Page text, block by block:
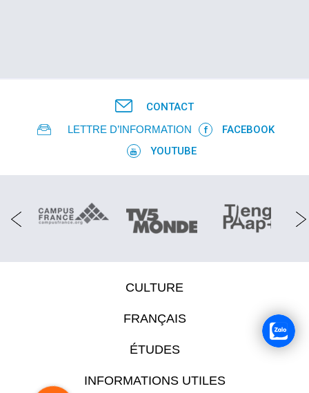
CONTACT
LETTRE D’INFORMATION
FACEBOOK
YOUTUBE
CULTURE
FRANÇAIS
ÉTUDES
INFORMATIONS UTILES